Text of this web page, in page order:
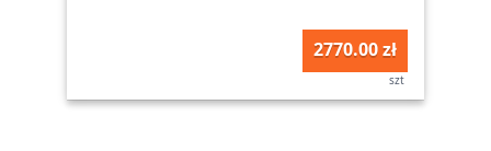
2770.00 zł
szt